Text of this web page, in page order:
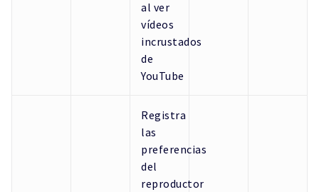
al ver
vídeos
incrustados
de
YouTube
Registra
las
preferencias
del
reproductor